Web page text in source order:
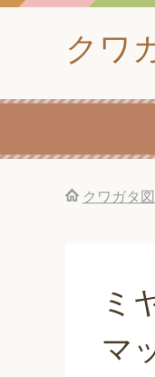
クワ
クワガタ
ミ
マ